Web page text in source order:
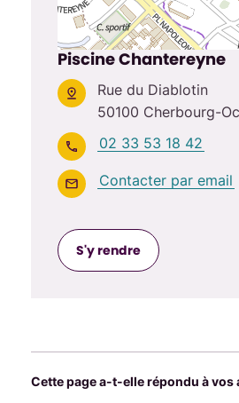
Piscine Chantereyne
Rue du Diablotin
50100 Cherbourg-
02 33 53 18 42
Contacter par email
S'y rendre
Cette page a-t-elle répondu à vos